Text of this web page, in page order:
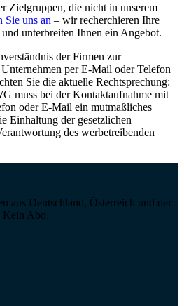
Zielgruppen, die nicht in unserem
Sie uns an – wir recherchieren Ihre
unterbreiten Ihnen ein Angebot.
der Firmen zur
per E-Mail oder Telefon
Sie die aktuelle Rechtsprechung:
muss bei der Kontaktaufnahme mit
oder E-Mail ein mutmaßliches
Einhaltung der gesetzlichen
des werbetreibenden
aus Deutschland, Österreich und der
Kein Abo.